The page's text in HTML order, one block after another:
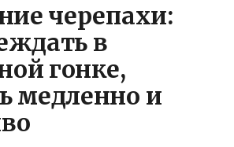
черепахи:
в
гонке,
медленно и